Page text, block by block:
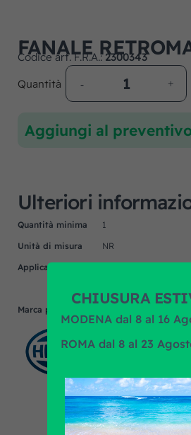
FANALE
Codice art. F.R.A.:2300343
Quantità
Aggiungi al
Ulteriori
Quantità minima
1
Unità di misura
NR
Applicazione
Marca prodotto
CHIUSURA
MODENA dal 8 al 16
ROMA dal 8 al 23